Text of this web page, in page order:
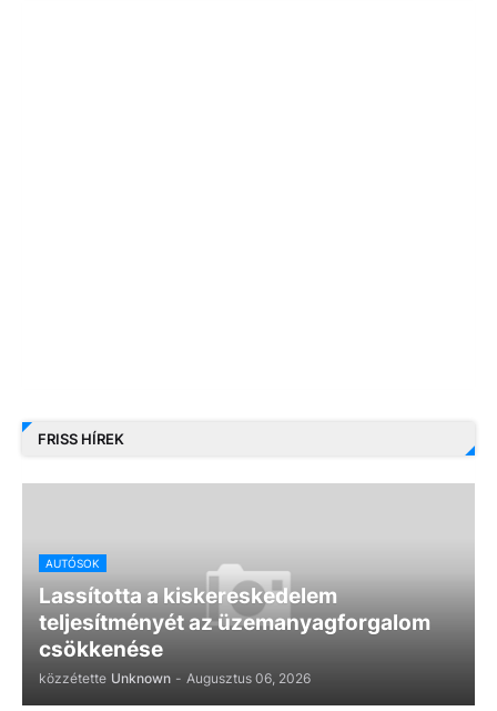
FRISS HÍREK
AUTÓSOK
Lassította a kiskereskedelem
teljesítményét az üzemanyagforgalom
csökkenése
közzétette Unknown - Augusztus 06, 2026